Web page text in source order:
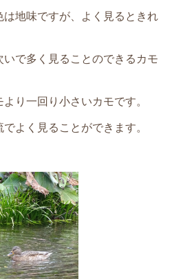
地味ですが、よく見るときれ
で多く見ることのできるカモ
り一回り小さいカモです。
よく見ることができます。